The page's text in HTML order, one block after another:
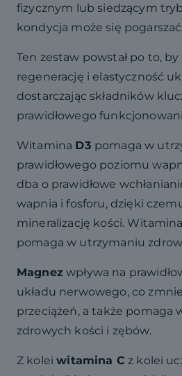
fizycznym lub siedzącym
kondycja może się pogarszać.
Ten zestaw powstał po to,
regenerację i elastyczność
dostarczając składników
prawidłowego
Witamina D3 pomaga w
prawidłowego poziomu
dba o prawidłowe
wapnia i fosforu, dzięki
mineralizację kości. Witamina
pomaga w utrzymaniu
Magnez wpływa na
układu nerwowego, co
przeciążeń, a także pomaga
zdrowych kości i zębów.
Z koleiwitamina C z kolei